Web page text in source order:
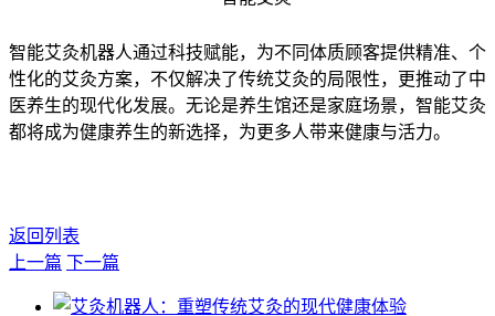
智能艾灸机器人通过科技赋能，为不同体质顾客提供精准、个
性化的艾灸方案，不仅解决了传统艾灸的局限性，更推动了中
医养生的现代化发展。无论是养生馆还是家庭场景，智能艾灸
都将成为健康养生的新选择，为更多人带来健康与活力。
返回列表
上一篇 下一篇